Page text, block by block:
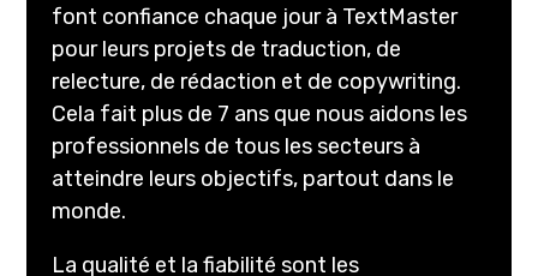
font confiance chaque jour à TextMaster
pour leurs projets de traduction, de
relecture, de rédaction et de copywriting.
Cela fait plus de 7 ans que nous aidons les
professionnels de tous les secteurs à
atteindre leurs objectifs, partout dans le
monde.
La qualité et la fiabilité sont les